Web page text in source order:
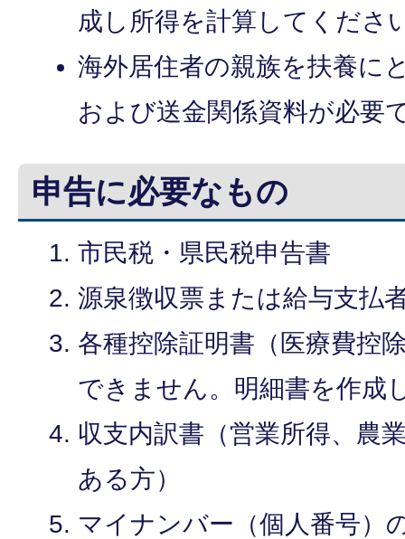
成し所得を計算してくださ
海外居住者の親族を扶養に
および送金関係資料が必要
申告に必要なもの
市民税・県民税申告書
源泉徴収票または給与支払
各種控除証明書（医療費控
できません。明細書を作成
収支内訳書（営業所得、農
ある方）
マイナンバー（個人番号）